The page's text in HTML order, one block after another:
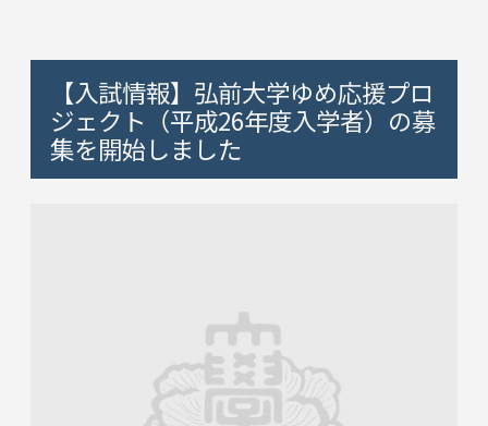
【入試情報】弘前大学ゆめ応援プロ
ジェクト（平成26年度入学者）の募
集を開始しました